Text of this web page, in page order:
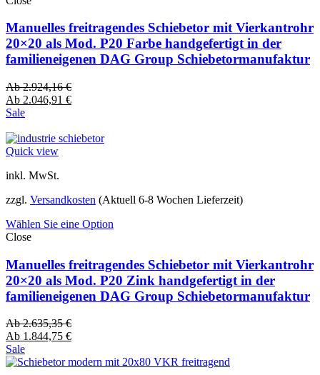
Manuelles freitragendes Schiebetor mit Vierkantrohr
20×20 als Mod. P20 Farbe handgefertigt in der
familieneigenen DAG Group Schiebetormanufaktur
Ab2.924,16€
Ab 2.046,91 €
Sale
Quick view
inkl. MwSt.
zzgl. Versandkosten (Aktuell 6-8 Wochen Lieferzeit)
Wählen Sie eine Option
Close
Manuelles freitragendes Schiebetor mit Vierkantrohr
20×20 als Mod. P20 Zink handgefertigt in der
familieneigenen DAG Group Schiebetormanufaktur
Ab2.635,35€
Ab 1.844,75 €
Sale